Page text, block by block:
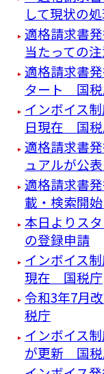
して現状の
適格請求書
当たっての
適格請求書
タート 国
インボイス
日現在 国
適格請求書
ュアルが公
適格請求書
載・検索開
本日よりス
の登録申請
インボイス
現在 国税庁
令和3年7月
税庁
インボイス
が更新 国